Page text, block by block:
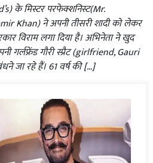
के मिस्टर परफेक्शनिस्ट(Mr.
Khan) ने अपनी तीसरी शादी को लेकर
विराम लगा दिया है। अभिनेता ने खुद
गर्लफ्रेंड गौरी स्प्रैट (girlfriend, Gauri
जा रहे हैं। 61 वर्ष की […]